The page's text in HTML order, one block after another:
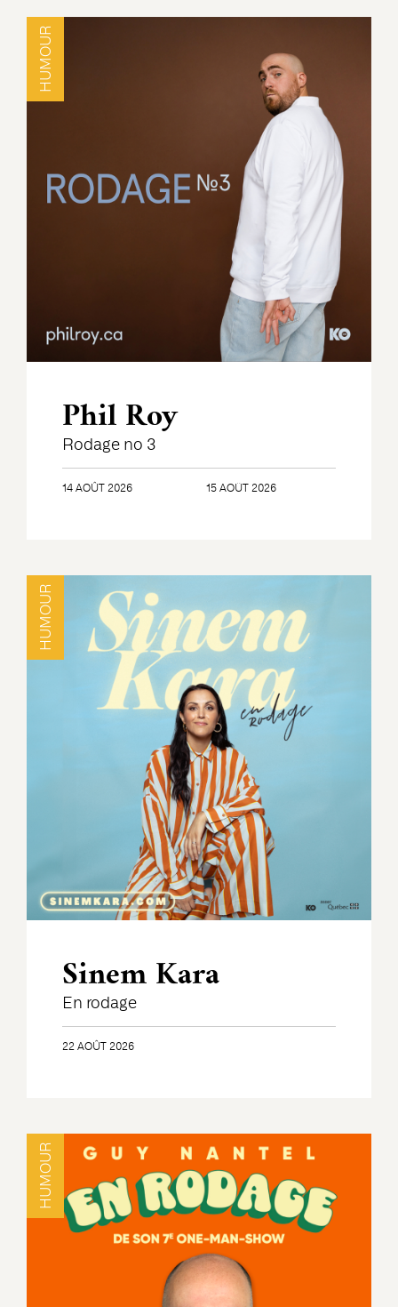
HUMOUR
Phil Roy
Rodage no 3
14 AOÛT 2026 15 AOÛT 2026
HUMOUR
Sinem Kara
En rodage
22 AOÛT 2026
HUMOUR